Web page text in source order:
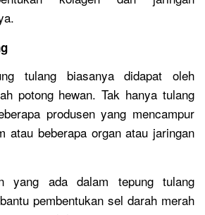
tulang biasanya didapat oleh
potong hewan. Tak hanya tulang
produsen yang mencampur
atau beberapa organ atau jaringan
yang ada dalam tepung tulang
pembentukan sel darah merah